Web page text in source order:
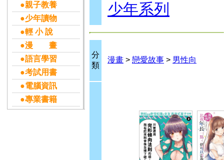
●親子教養
●少年讀物
●輕 小 說
●漫 畫
●語言學習
●考試用書
●電腦資訊
●專業書籍
少年系列
分
類
漫畫 > 戀愛故事 > 男性向